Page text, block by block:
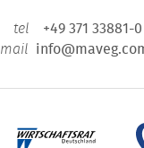
tel +49 371 33881-0
mail